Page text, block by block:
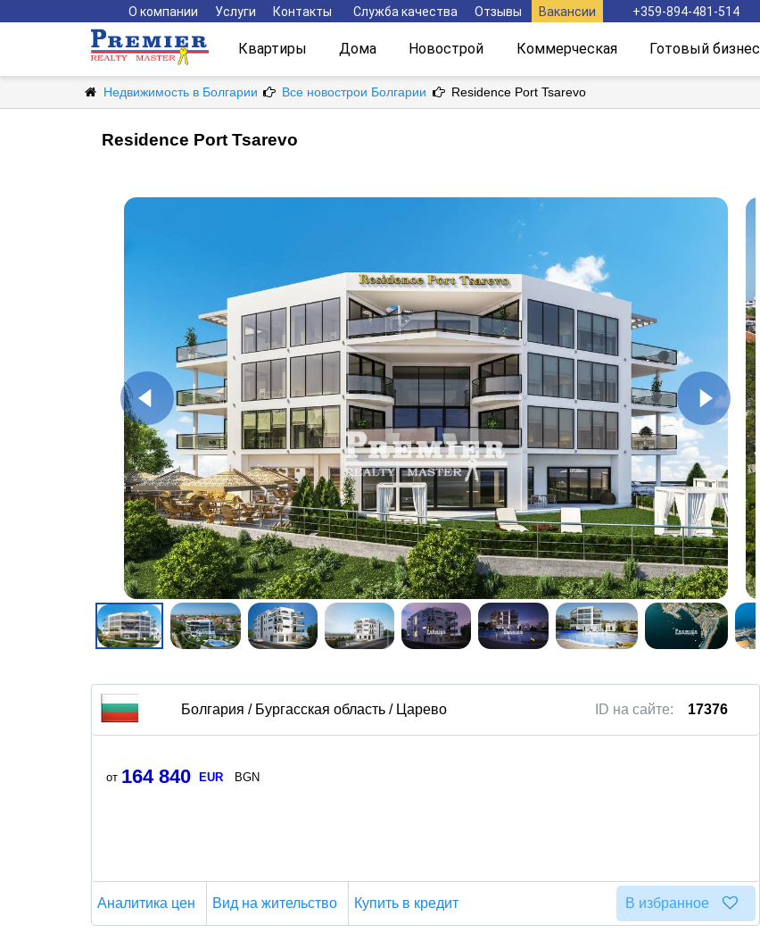
О компании Услуги Контакты Служба качества Отзывы Вакансии +359-894-481-514
Квартиры Дома Новострой Коммерческая Готовый бизнес
Недвижимость в Болгарии Все новострои Болгарии Residence Port Tsarevo
Residence Port Tsarevo
Болгария / Бургасская область / Царево 17376
ID на сайте:
от 164 840 EUR BGN
Аналитика цен Вид на жительство Купить в кредит В избранное